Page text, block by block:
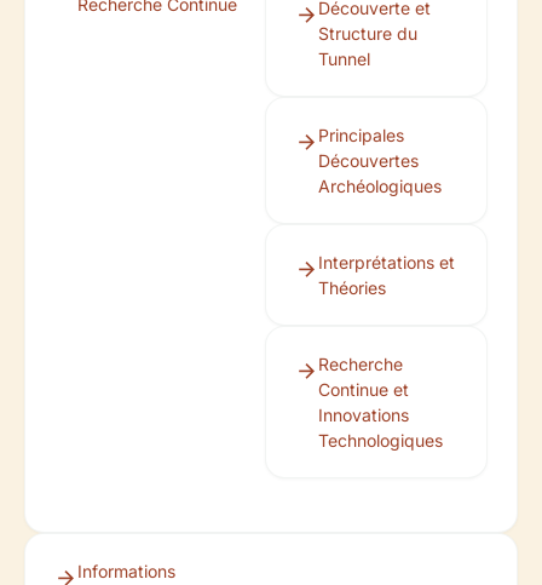
Recherche Continue
Découverte et
Structure du
Tunnel
Principales
Découvertes
Archéologiques
Interprétations et
Théories
Recherche
Continue et
Innovations
Technologiques
Informations